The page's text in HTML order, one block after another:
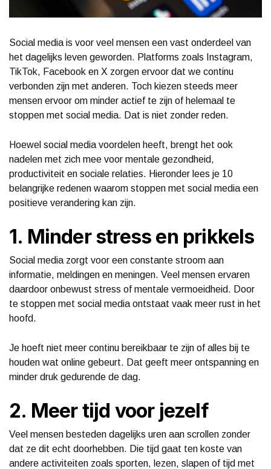
Social media is voor veel mensen een vast onderdeel van
het dagelijks leven geworden. Platforms zoals Instagram,
TikTok, Facebook en X zorgen ervoor dat we continu
verbonden zijn met anderen. Toch kiezen steeds meer
mensen ervoor om minder actief te zijn of helemaal te
stoppen met social media. Dat is niet zonder reden.
Hoewel social media voordelen heeft, brengt het ook
nadelen met zich mee voor mentale gezondheid,
productiviteit en sociale relaties. Hieronder lees je 10
belangrijke redenen waarom stoppen met social media een
positieve verandering kan zijn.
1. Minder stress en prikkels
Social media zorgt voor een constante stroom aan
informatie, meldingen en meningen. Veel mensen ervaren
daardoor onbewust stress of mentale vermoeidheid. Door
te stoppen met social media ontstaat vaak meer rust in het
hoofd.
Je hoeft niet meer continu bereikbaar te zijn of alles bij te
houden wat online gebeurt. Dat geeft meer ontspanning en
minder druk gedurende de dag.
2. Meer tijd voor jezelf
Veel mensen besteden dagelijks uren aan scrollen zonder
dat ze dit echt doorhebben. Die tijd gaat ten koste van
andere activiteiten zoals sporten, lezen, slapen of tijd met